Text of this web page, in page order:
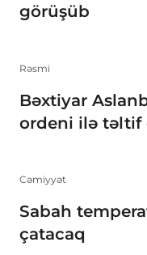
görüşüb
Rəsmi
Bəxtiyar
ordeni ilə təltif
Cəmiyyət
Sabah
çatacaq